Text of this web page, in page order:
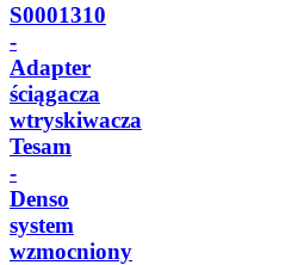
S0001310
-
Adapter
ściągacza
wtryskiwacza
Tesam
-
Denso
system
wzmocniony